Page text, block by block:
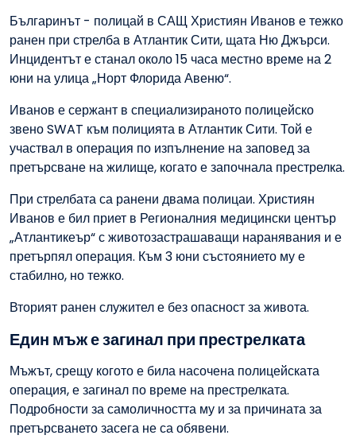
Българинът - полицай в САЩ Християн Иванов е тежко
ранен при стрелба в Атлантик Сити, щата Ню Джърси.
Инцидентът е станал около 15 часа местно време на 2
юни на улица „Норт Флорида Авеню“.
Иванов е сержант в специализираното полицейско
звено SWAT към полицията в Атлантик Сити. Той е
участвал в операция по изпълнение на заповед за
претърсване на жилище, когато е започнала престрелка.
При стрелбата са ранени двама полицаи. Християн
Иванов е бил приет в Регионалния медицински център
„Атлантикеър“ с животозастрашаващи наранявания и е
претърпял операция. Към 3 юни състоянието му е
стабилно, но тежко.
Вторият ранен служител е без опасност за живота.
Един мъж е загинал при престрелката
Мъжът, срещу когото е била насочена полицейската
операция, е загинал по време на престрелката.
Подробности за самоличността му и за причината за
претърсването засега не са обявени.